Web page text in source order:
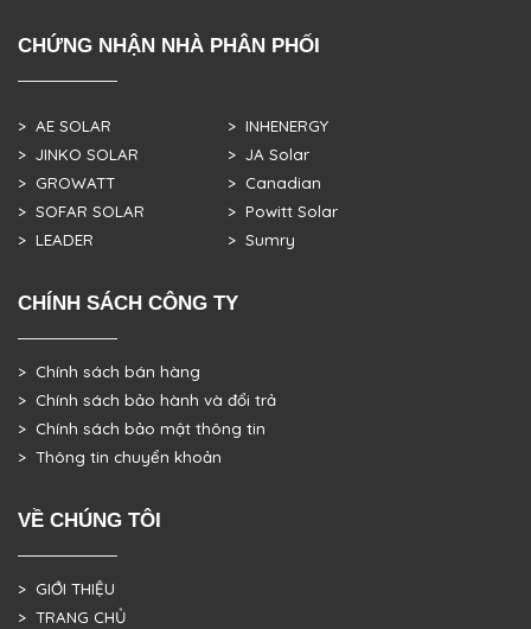
CHỨNG NHẬN NHÀ PHÂN PHỐI
> AE SOLAR
> JINKO SOLAR
> GROWATT
> SOFAR SOLAR
> LEADER
> INHENERGY
> JA Solar
> Canadian
> Powitt Solar
> Sumry
CHÍNH SÁCH CÔNG TY
> Chính sách bán hàng
> Chính sách bảo hành và đổi trả
> Chính sách bảo mật thông tin
> Thông tin chuyển khoản
VỀ CHÚNG TÔI
> GIỚI THIỆU
> TRANG CHỦ